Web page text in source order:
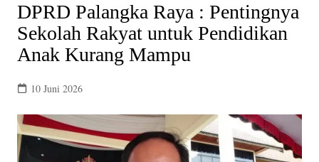
DPRD Palangka Raya : Pentingnya
Sekolah Rakyat untuk Pendidikan
Anak Kurang Mampu
10 Juni 2026